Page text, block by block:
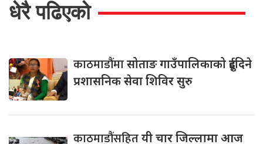
धेरै पढिएको
काठमाडौंमासोताङ गाउँपालिकाको दुईदिने
प्रशासनिक सेवा शिविर सुरु
काठमाडौंसहितयी चार जिल्लामा आज